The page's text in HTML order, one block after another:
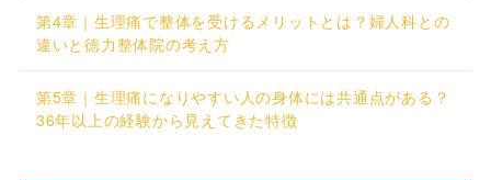
第4章｜生理痛で整体を受けるメリットとは？婦人科との
違いと徳力整体院の考え方
第5章｜生理痛になりやすい人の身体には共通点がある？
36年以上の経験から見えてきた特徴